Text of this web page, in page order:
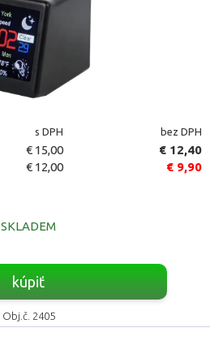
s DPH bez DPH
€ 15,00
€ 12,40
€ 12,00 € 9,90
SKLADEM
kúpiť
Obj.č. 2405